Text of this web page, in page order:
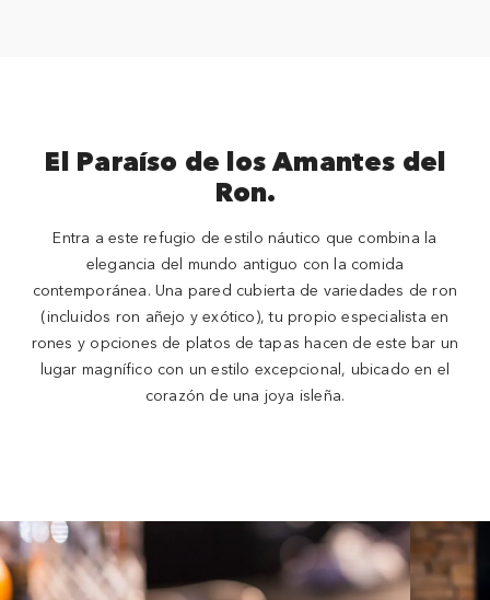
El Paraíso de los Amantes del
Ron.
Entra a este refugio de estilo náutico que combina la
elegancia del mundo antiguo con la comida
contemporánea. Una pared cubierta de variedades de ron
(incluidos ron añejo y exótico), tu propio especialista en
rones y opciones de platos de tapas hacen de este bar un
lugar magnífico con un estilo excepcional, ubicado en el
corazón de una joya isleña.